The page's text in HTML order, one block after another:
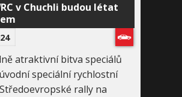
v Chuchli budou létat
atraktivní bitva speciálů
speciální rychlostní
rally na